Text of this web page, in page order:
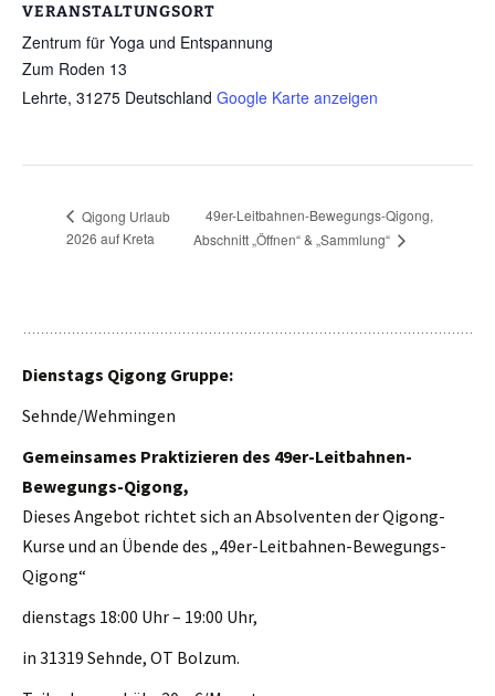
VERANSTALTUNGSORT
Zentrum für Yoga und Entspannung
Zum Roden 13
Lehrte, 31275 Deutschland Google Karte anzeigen
Qigong Urlaub
2026 auf Kreta
49er-Leitbahnen-Bewegungs-Qigong,
Abschnitt „Öffnen“ & „Sammlung“
Dienstags Qigong Gruppe:
Sehnde/Wehmingen
Gemeinsames Praktizieren des 49er-Leitbahnen-
Bewegungs-Qigong,
Dieses Angebot richtet sich an Absolventen der Qigong-
Kurse und an Übende des „49er-Leitbahnen-Bewegungs-
Qigong“
dienstags 18:00 Uhr – 19:00 Uhr,
in 31319 Sehnde, OT Bolzum.